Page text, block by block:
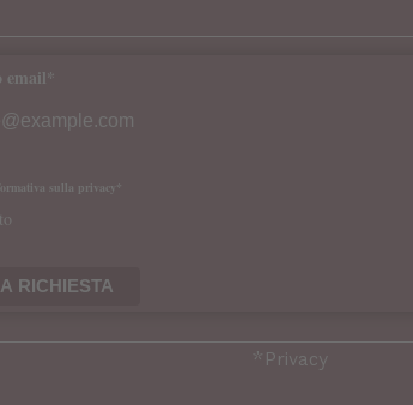
email*
sulla privacy*
RICHIESTA
* Privacy